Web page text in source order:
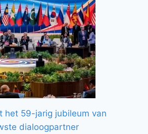
het 59-jarig jubileum van
dialoogpartner